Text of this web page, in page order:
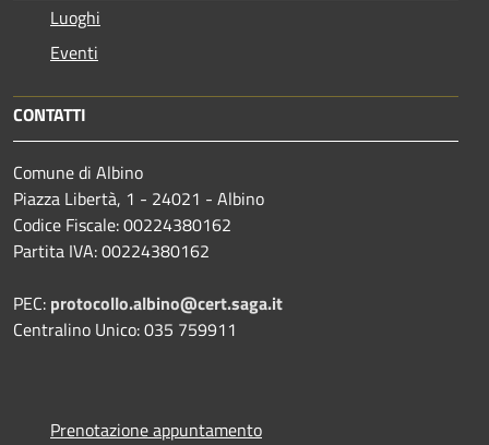
Luoghi
Eventi
CONTATTI
Comune di Albino
Piazza Libertà, 1 - 24021 - Albino
Codice Fiscale: 00224380162
Partita IVA: 00224380162
PEC: protocollo.albino@cert.saga.it
Centralino Unico: 035 759911
Prenotazione appuntamento